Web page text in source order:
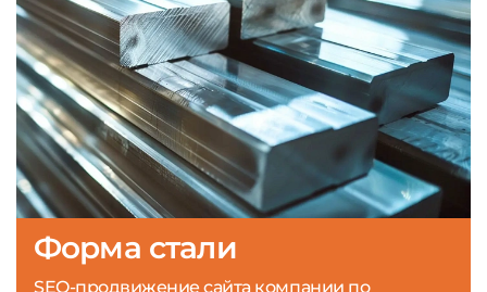
Форма стали
SEO-продвижение сайта компании по